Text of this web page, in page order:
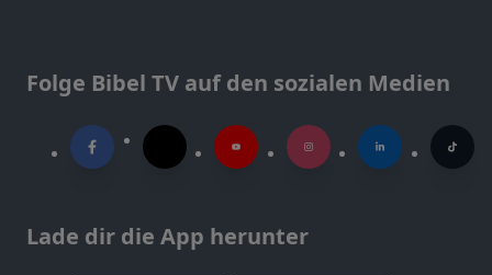
Folge Bibel TV auf den sozialen Medien
Lade dir die App herunter